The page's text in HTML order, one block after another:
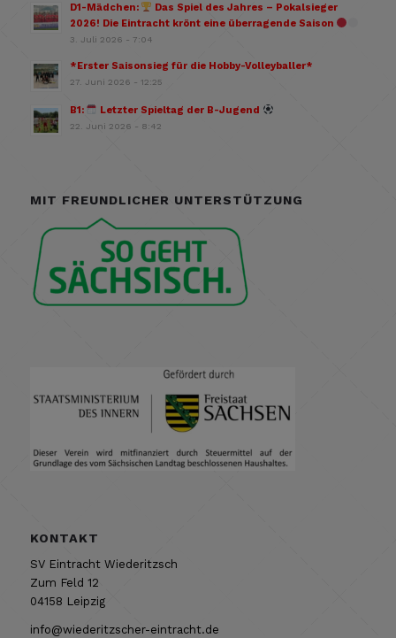
D1-Mädchen:
Das Spiel des Jahres – Pokalsieger
2026! Die Eintracht krönt eine überragende Saison
3. Juli 2026 - 7:04
*Erster Saisonsieg für die Hobby-Volleyballer*
27. Juni 2026 - 12:25
B1: Letzter Spieltag der B-Jugend
22. Juni 2026 - 8:42
MIT FREUNDLICHER UNTERSTÜTZUNG
KONTAKT
SV Eintracht Wiederitzsch
Zum Feld 12
04158 Leipzig
info@wiederitzscher-eintracht.de